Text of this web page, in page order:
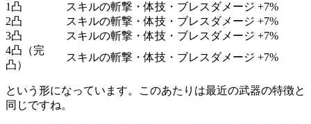
1凸
スキルの斬撃・体技・ブレスダメージ +7%
2凸
スキルの斬撃・体技・ブレスダメージ +7%
3凸
スキルの斬撃・体技・ブレスダメージ +7%
4凸（完
凸）
スキルの斬撃・体技・ブレスダメージ +7%
という形になっています。このあたりは最近の武器の特徴と
同じですね。